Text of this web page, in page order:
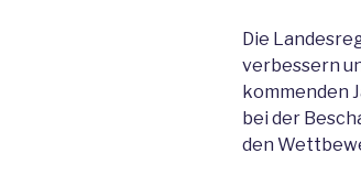
Die
verbessern
kommenden
bei der
den